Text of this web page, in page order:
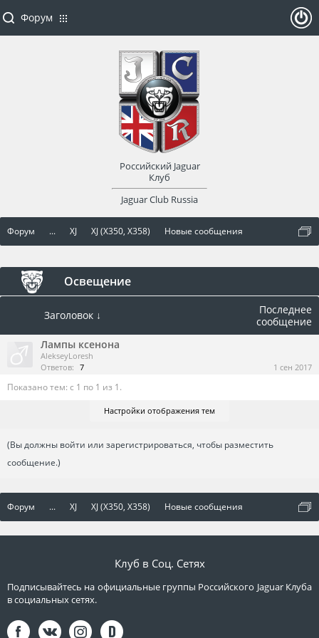
Форум ... XJ XJ (X350, X358) Новые сообщения
Освещение
Заголовок ↓
Последнее
сообщение
Лампы ксенона
AlekseyLoresh
Ответов: 7 1 сен 2017
Показано тем: с 1 по 1 из 1.
Настройки отображения тем
(Вы должны войти или зарегистрироваться, чтобы разместить
сообщение.)
Форум ... XJ XJ (X350, X358) Новые сообщения
Форум
Российский Jaguar
Клуб
Jaguar Club Russia
оват
Клуб в Соц. Сетях
Подписывайтесь на официальные группы Российского Jaguar Клуба
в социальных сетях.